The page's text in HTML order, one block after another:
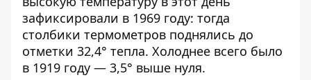
зафиксировали в 1969 году: тогда
столбики термометров поднялись до
отметки 32,4° тепла. Холоднее всего было
в 1919 году — 3,5° выше нуля.